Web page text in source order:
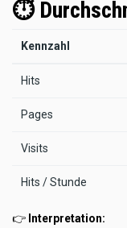
⏱️
Kennzahl
Hits
Pages
Visits
Hits / Stunde
👉 Interpretation: